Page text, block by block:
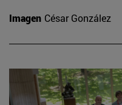
Imagen César González